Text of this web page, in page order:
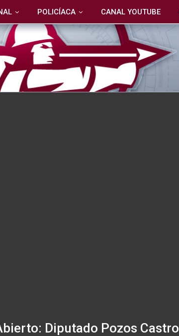
POLICÍACA CANAL YOUTUBE
Diputado Pozos Castro